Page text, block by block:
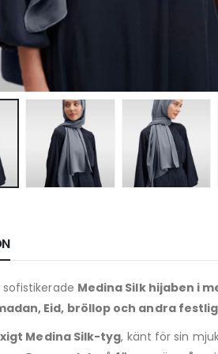
Medina Silk hijaben i
Eid, bröllop och andra
Medina Silk-tyg, känt för sin